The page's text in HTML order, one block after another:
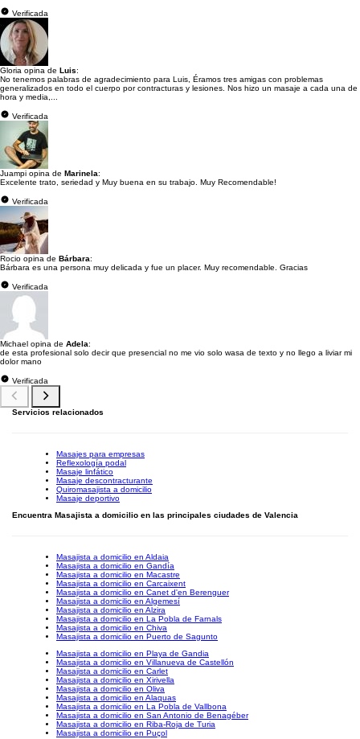
Verificada
Gloria opina de Luis:
No tenemos palabras de agradecimiento para Luis, Éramos tres amigas con problemas
generalizados en todo el cuerpo por contracturas y lesiones. Nos hizo un masaje a cada una de
hora y media,...
Verificada
Juampi opina de Marinela:
Excelente trato, seriedad y Muy buena en su trabajo. Muy Recomendable!
Verificada
Rocio opina de Bárbara:
Bárbara es una persona muy delicada y fue un placer. Muy recomendable. Gracias
Verificada
Michael opina de Adela:
de esta profesional solo decir que presencial no me vio solo wasa de texto y no llego a liviar mi
dolor mano
Verificada
Servicios relacionados
Masajes para empresas
Reflexología podal
Masaje linfático
Masaje descontracturante
Quiromasajista a domicilio
Masaje deportivo
Encuentra Masajista a domicilio en las principales ciudades de Valencia
Masajista a domicilio en Aldaia
Masajista a domicilio en Gandía
Masajista a domicilio en Macastre
Masajista a domicilio en Carcaixent
Masajista a domicilio en Canet d'en Berenguer
Masajista a domicilio en Algemesí
Masajista a domicilio en Alzira
Masajista a domicilio en La Pobla de Farnals
Masajista a domicilio en Chiva
Masajista a domicilio en Puerto de Sagunto
Masajista a domicilio en Playa de Gandia
Masajista a domicilio en Villanueva de Castellón
Masajista a domicilio en Carlet
Masajista a domicilio en Xirivella
Masajista a domicilio en Oliva
Masajista a domicilio en Alaquas
Masajista a domicilio en La Pobla de Vallbona
Masajista a domicilio en San Antonio de Benagéber
Masajista a domicilio en Riba-Roja de Turia
Masajista a domicilio en Puçol